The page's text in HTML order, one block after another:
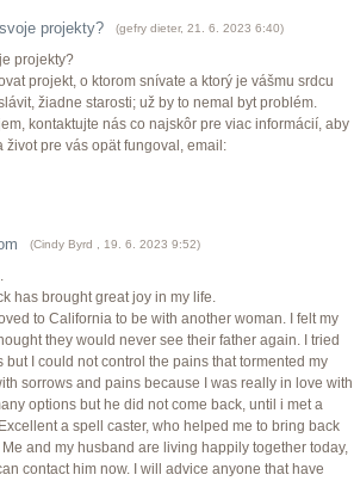
projekty? (gefry dieter, 21. 6. 2023 6:40)
projekty?
projekt, o ktorom snívate a ktorý je vášmu srdcu
žiadne starosti; už by to nemal byt problém.
kontaktujte nás co najskôr pre viac informácií, aby
pre vás opät fungoval, email:
(Cindy Byrd 19. 6. 2023 9:52)
has brought great joy in my life.
to California to be with another woman. I felt my
they would never see their father again. I tried
but I could not control the pains that tormented my
sorrows and pains because I was really in love with
options but he did not come back, until i met a
a spell caster, who helped me to bring back
and my husband are living happily together today,
contact him now. I will advice anyone that have